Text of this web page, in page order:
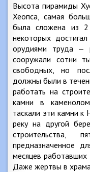
Высота пирамиды
Хеопса, самая
была сложена из
некоторых
орудиями труда —
сооружали сотни
свободных, но
должны были в
работать на
камни в
таскали эти камни к
реку на другой
строительства,
предназначенное
месяцев работавших
Даже жертвы в